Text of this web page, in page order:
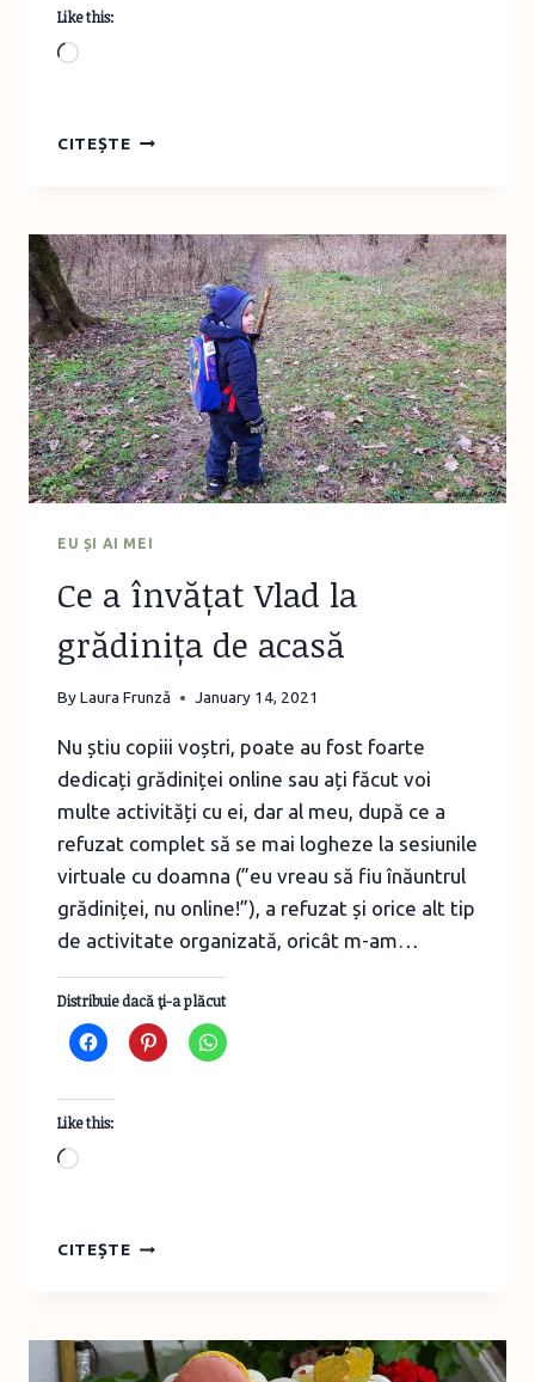
Like this:
Loading…
CITEȘTECUM
MAI
REUȘITE
OUĂ
POȘATE
(OCHIURI
ROMÂNEȘTI)
EU ȘI AI MEI
Ce a învățat Vlad la
grădinița de acasă
ByLaura Frunză January 14, 2021
Nu știu copiii voștri, poate au fost foarte
dedicați grădiniței online sau ați făcut voi
multe activități cu ei, dar al meu, după ce a
refuzat complet să se mai logheze la sesiunile
virtuale cu doamna (”eu vreau să fiu înăuntrul
grădiniței, nu online!”), a refuzat și orice alt tip
de activitate organizată, oricât m-am…
Distribuie dacă ţi-a plăcut
Like this:
Loading…
CITEȘTECE
LA
GRĂDINIȚA